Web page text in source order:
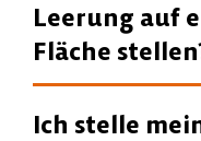
Leerung auf
Fläche
Ich stelle